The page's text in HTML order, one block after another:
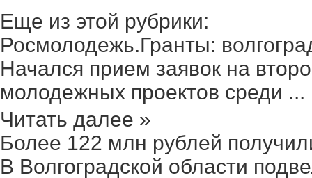
Еще из этой рубрики:
Росмолодежь.Гранты:
Начался прием заявок на
молодежных проектов среди ...
Читать далее »
Более 122 млн рублей
В Волгоградской области